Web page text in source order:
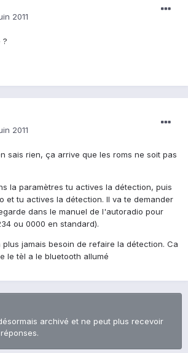
2011
?
2011
sais rien, ça arrive que les roms ne soit pas
la paramètres tu actives la détection, puis
et tu actives la détection. Il va te demander
dans le manuel de l'autoradio pour
ou 0000 en standard).
jamais besoin de refaire la détection. Ca
le tèl a le bluetooth allumé
archivé et ne peut plus recevoir